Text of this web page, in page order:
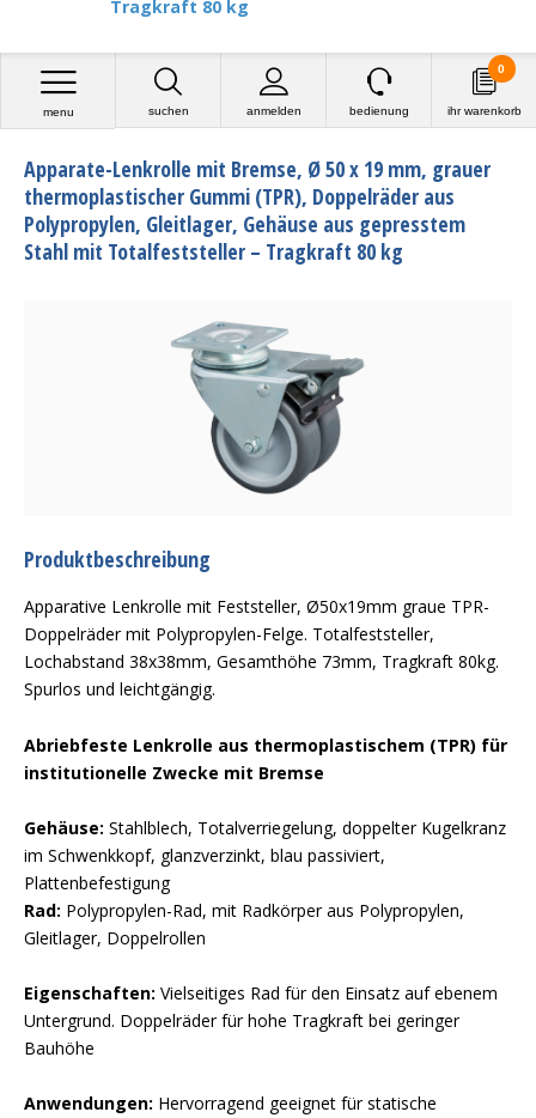
suchen anmelden
menu bedienung ihr warenkorb
0
Apparate-Lenkrolle mit Bremse, Ø 50 x 19 mm, grauer
thermoplastischer Gummi (TPR), Doppelräder aus
Polypropylen, Gleitlager, Gehäuse aus gepresstem
Stahl mit Totalfeststeller – Tragkraft 80 kg
Produktbeschreibung
Apparative Lenkrolle mit Feststeller, Ø50x19mm graue TPR-
Doppelräder mit Polypropylen-Felge. Totalfeststeller,
Lochabstand 38x38mm, Gesamthöhe 73mm, Tragkraft 80kg.
Spurlos und leichtgängig.
Abriebfeste Lenkrolle aus thermoplastischem (TPR) für
institutionelle Zwecke mit Bremse
Gehäuse: Stahlblech, Totalverriegelung, doppelter Kugelkranz
im Schwenkkopf, glanzverzinkt, blau passiviert,
Plattenbefestigung
Rad: Polypropylen-Rad, mit Radkörper aus Polypropylen,
Gleitlager, Doppelrollen
Eigenschaften: Vielseitiges Rad für den Einsatz auf ebenem
Untergrund. Doppelräder für hohe Tragkraft bei geringer
Bauhöhe
Anwendungen: Hervorragend geeignet für statische
Tragkraft 80 kg